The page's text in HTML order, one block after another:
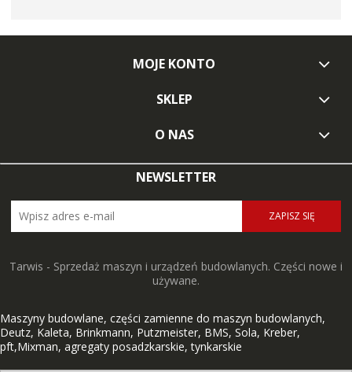
MOJE KONTO
SKLEP
O NAS
NEWSLETTER
ZAPISZ SIĘ
Tarwis - Sprzedaż maszyn i urządzeń budowlanych. Części nowe i
używane.
Maszyny budowlane, części zamienne do maszyn budowlanych,
Deutz, Kaleta, Brinkmann, Putzmeister, BMS, Sola, Kreber,
pft,Mixman, agregaty posadzkarskie, tynkarskie